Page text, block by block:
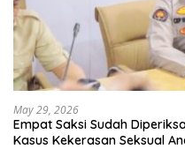
May 29, 2026
Empat Saksi Sudah
Kasus Kekerasan Seksual